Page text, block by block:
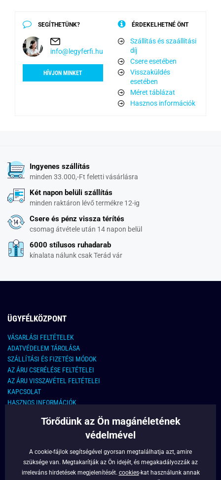
SEGÍTHETÜNK?
info@legyferfi.hu
HÍVJON MINKET
ÉRDEKELHETNÉ ÖNT
Szállítás és szaállítási
díj
Csere esetében
Visszaküldés
esetében
Méret táblázat
Hasznos információk
Ingyenes szállítás
minden 33.000,-Ft feletti vásárlásra
Két napon belüli szállítás
minden raktáron lévő termékre 12-ig
Csere és pénz vissza térítés
csomag átvétele után 14 napon belül
6000 stílusos ruhadarab
kínalata nálunk csak Terád vár
ÜGYFÉLKÖZPONT
VÁSARLÁSI FELTÉTELEK
ADATVÉDELEM TÁROLÁSA
SZÁLLÍTÁSI ÉS FIZETÉSI MÓDOK
AZ ÁRU CSERÉLÉSE FELTÉTELEI
AZ ÁRU VISSZAVÉTEL FELTÉTELEI
KAPCSOLAT
HASZNOS INFORMÁCIÓK
KAPCSOLAT
info@legyferfi.hu
FONTOS INFORMÁCIÓK
Törődünk az Ön magánéletének
védelmével
A cookie-fájlok segítségével gyorsan megtalálhatja azt, amire
szüksége van. Megtakarítják az Ön idejét, és megakadályozzák az
irreleváns hirdetések megjelenítését. cookies-kat használunk annak